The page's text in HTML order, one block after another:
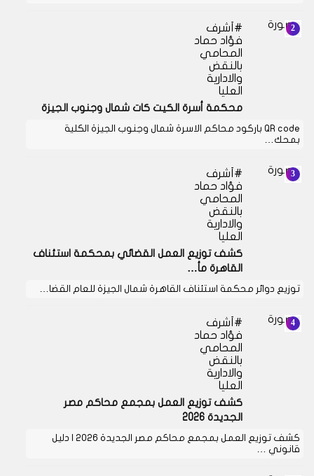
أشرف
فؤاد حماد
المحامي
بالنقض
والادارية
العليا
محكمة أسرة الكيت كات شمال وجنوب الجيزة
QR code باركود محاكم الاسرة شمال وجنوب الجيزة الكلية
بمحك…
أشرف
فؤاد حماد
المحامي
بالنقض
والادارية
العليا
كشف توزيع العمل القضائي بمحكمة استئناف
القاهرة مأ…
توزيع دوائر محكمة استئناف القاهرة شمال الجيزة للعام القضا…
أشرف
فؤاد حماد
المحامي
بالنقض
والادارية
العليا
كشف توزيع العمل بمجمع محاكم مصر
الجديدة 2026
كشف توزيع العمل بمجمع محاكم مصر الجديدة 2026 | دليل
قانوني …